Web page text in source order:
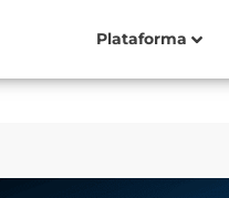
Plataforma